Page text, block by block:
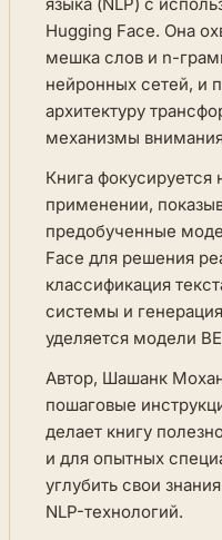
Hugging Face. Она
мешка слов и n-
нейронных сетей, и
архитектуру
механизмы
Книга фокусируется
применении,
предобученные
Face для решения
классификация
системы и
уделяется модели
Автор, Шашанк
пошаговые
делает книгу
и для опытных
углубить свои
NLP-технологий.